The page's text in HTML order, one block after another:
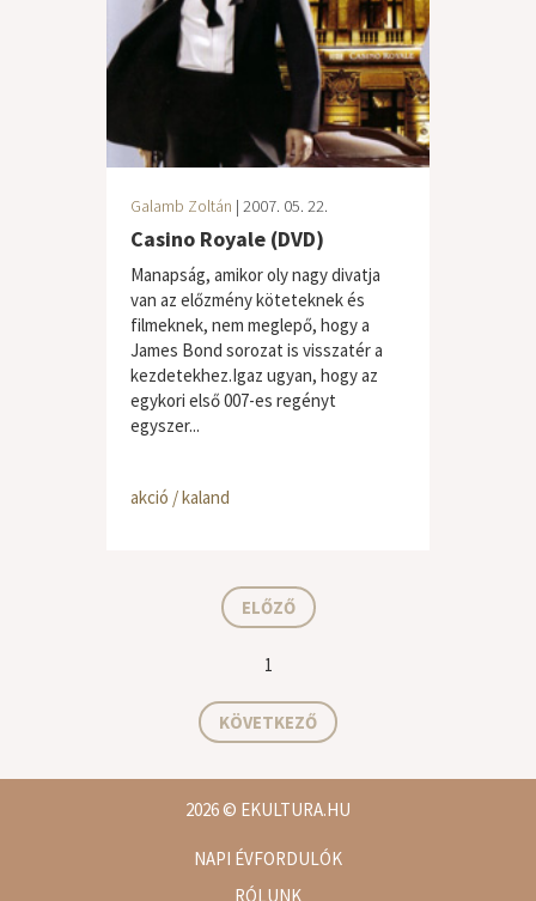
Galamb Zoltán | 2007. 05. 22.
Casino Royale (DVD)
Manapság, amikor oly nagy divatja
van az előzmény köteteknek és
filmeknek, nem meglepő, hogy a
James Bond sorozat is visszatér a
kezdetekhez.Igaz ugyan, hogy az
egykori első 007-es regényt
egyszer...
akció / kaland
ELŐZŐ
1
KÖVETKEZŐ
2026© EKULTURA.HU
NAPI ÉVFORDULÓK
RÓLUNK